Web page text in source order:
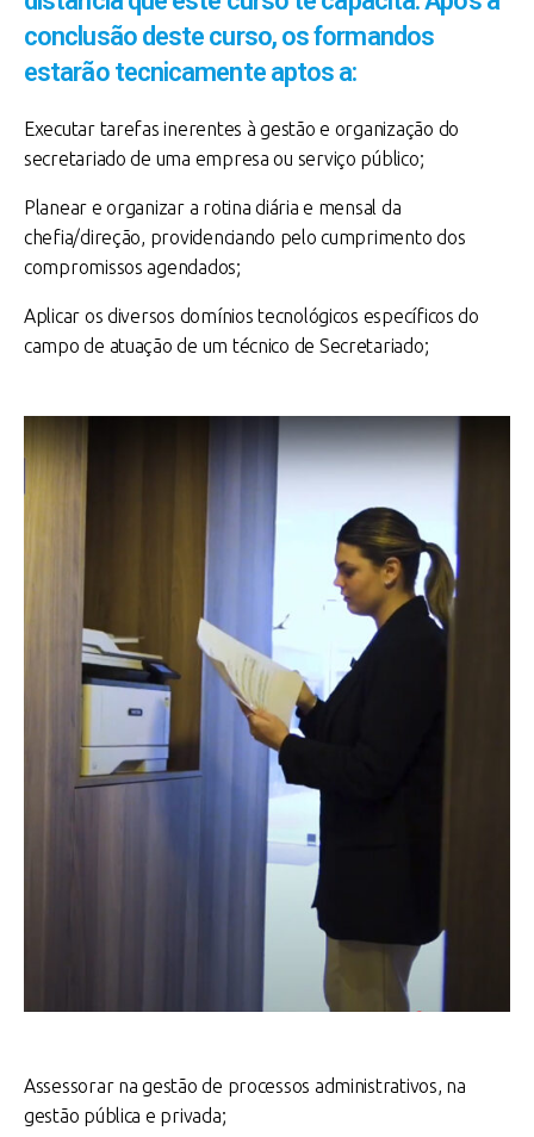
conclusão deste curso, os formandos
estarão tecnicamente aptos a:
Executar tarefas inerentes à gestão e organização do
secretariado de uma empresa ou serviço público;
Planear e organizar a rotina diária e mensal da
chefia/direção, providenciando pelo cumprimento dos
compromissos agendados;
Aplicar os diversos domínios tecnológicos específicos do
campo de atuação de um técnico de Secretariado;
Assessorar na gestão de processos administrativos, na
gestão pública e privada;